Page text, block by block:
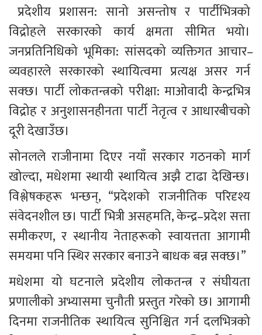
प्रदेशीय प्रशासन: सानो असन्तोष र पार्टीभित्रको
विद्रोहले सरकारको कार्य क्षमता सीमित भयो।
जनप्रतिनिधिको भूमिका: सांसदको व्यक्तिगत आचार–
व्यवहारले सरकारको स्थायित्वमा प्रत्यक्ष असर गर्न
सक्छ। पार्टी लोकतन्त्रको परीक्षा: माओवादी केन्द्रभित्र
विद्रोह र अनुशासनहीनता पार्टी नेतृत्व र आधारबीचको
दूरी देखाउँछ।
सोनलले राजीनामा दिएर नयाँ सरकार गठनको मार्ग
खोल्दा, मधेशमा स्थायी स्थायित्व अझै टाढा देखिन्छ।
विश्लेषकहरू भन्छन्, “प्रदेशको राजनीतिक परिदृश्य
संवेदनशील छ। पार्टी भित्री असहमति, केन्द्र–प्रदेश सत्ता
समीकरण, र स्थानीय नेताहरूको स्वायत्तता आगामी
समयमा पनि स्थिर सरकार बनाउने बाधक बन्न सक्छ।”
मधेशमा यो घटनाले प्रदेशीय लोकतन्त्र र संघीयता
प्रणालीको अभ्यासमा चुनौती प्रस्तुत गरेको छ। आगामी
दिनमा राजनीतिक स्थायित्व सुनिश्चित गर्न दलभित्रको